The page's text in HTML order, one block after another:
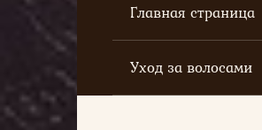
Главная страница
Уход за волосами